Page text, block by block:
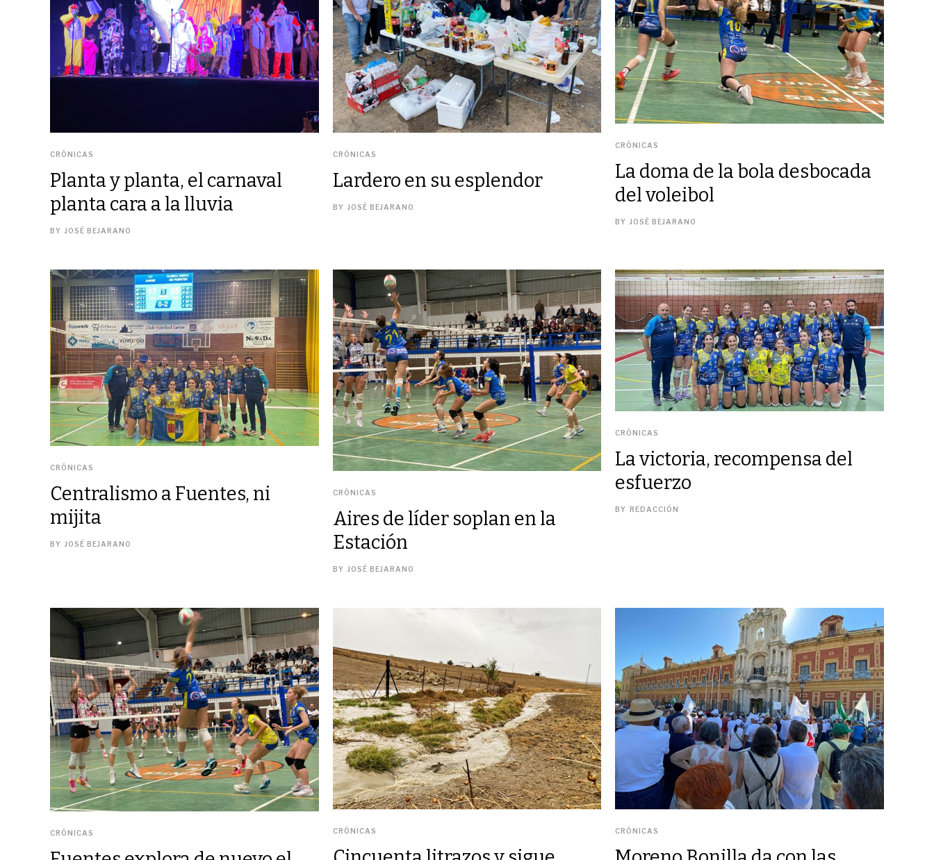
CRÓNICAS
Planta y planta, el carnaval
planta cara a la lluvia
BY JOSÉ BEJARANO
CRÓNICAS
Lardero en su esplendor
BY JOSÉ BEJARANO
CRÓNICAS
La doma de la bola desbocada
del voleibol
BY JOSÉ BEJARANO
CRÓNICAS
Centralismo a Fuentes, ni
mijita
BY JOSÉ BEJARANO
CRÓNICAS
Aires de líder soplan en la
Estación
BY JOSÉ BEJARANO
CRÓNICAS
La victoria, recompensa del
esfuerzo
BY REDACCIÓN
CRÓNICAS CRÓNICAS CRÓNICAS